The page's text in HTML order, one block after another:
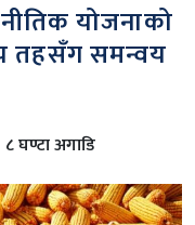
योजनाको
तहसँग समन्वय
८ घण्टा अगाडि